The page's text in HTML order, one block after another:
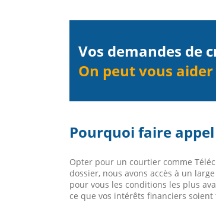
Vos demandes de
On peut vous aider
Pourquoi faire
Opter pour un courtier comme
dossier, nous avons accès à un
pour vous les conditions les plus
ce que vos intérêts financiers